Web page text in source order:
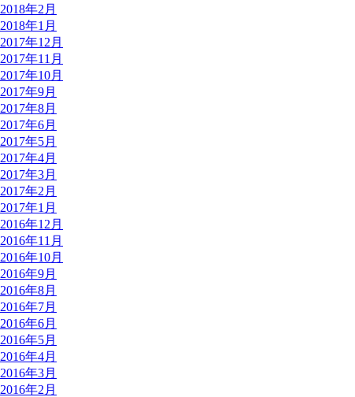
2018年2月
2018年1月
2017年12月
2017年11月
2017年10月
2017年9月
2017年8月
2017年6月
2017年5月
2017年4月
2017年3月
2017年2月
2017年1月
2016年12月
2016年11月
2016年10月
2016年9月
2016年8月
2016年7月
2016年6月
2016年5月
2016年4月
2016年3月
2016年2月